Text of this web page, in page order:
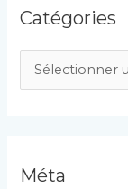
Catégories
a
gMéta